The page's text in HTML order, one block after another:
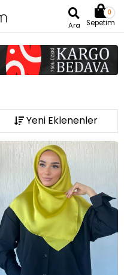
Ara
0
Sepetim